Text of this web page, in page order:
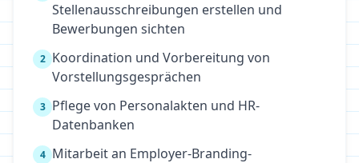
Stellenausschreibungen erstellen und
Bewerbungen sichten
2 Koordination und Vorbereitung von
Vorstellungsgesprächen
3 Pflege von Personalakten und HR-
Datenbanken
4 Mitarbeit an Employer-Branding-